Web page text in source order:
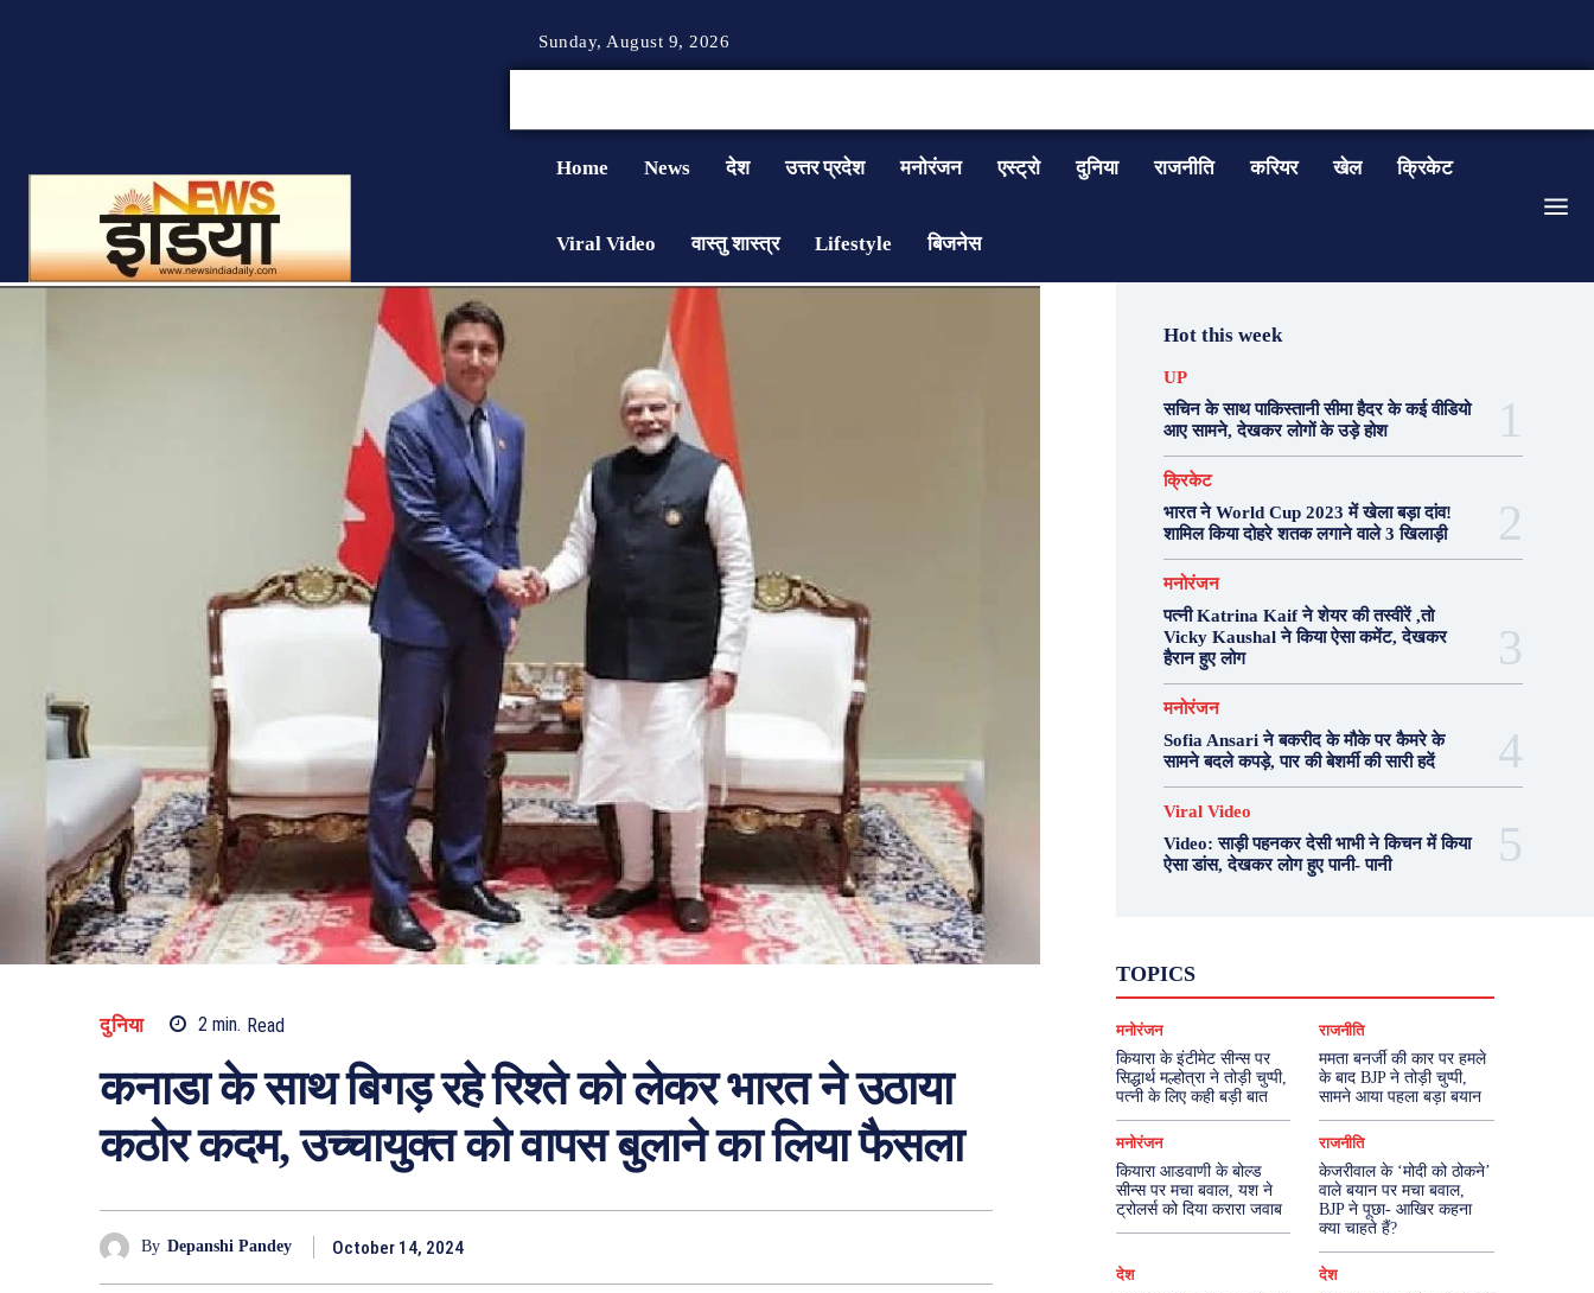
Sunday, August 9, 2026
Home News देश उत्तर प्रदेश मनोरंजन एस्ट्रो दुनिया राजनीति करियर खेल क्रिकेट
Viral Video वास्तु शास्त्र Lifestyle बिजनेस
दुनिया 2min. Read
कनाडा के साथ बिगड़ रहे रिश्ते को लेकर भारत ने उठाया
कठोर कदम, उच्चायुक्त को वापस बुलाने का लिया फैसला
By Depanshi Pandey October 14, 2024
Hot this week
UP
सचिन के साथ पाकिस्तानी सीमा हैदर के कई वीडियो
आए सामने, देखकर लोगों के उड़े होश
क्रिकेट
भारत ने World Cup 2023 में खेला बड़ा दांव!
शामिल किया दोहरे शतक लगाने वाले 3 खिलाड़ी
मनोरंजन
पत्नी Katrina Kaif ने शेयर की तस्वीरें ,तो
Vicky Kaushal ने किया ऐसा कमेंट, देखकर
हैरान हुए लोग
मनोरंजन
Sofia Ansari ने बकरीद के मौके पर कैमरे के
सामने बदले कपड़े, पार की बेशर्मी की सारी हदें
Viral Video
Video: साड़ी पहनकर देसी भाभी ने किचन में किया
ऐसा डांस, देखकर लोग हुए पानी- पानी
TOPICS
दुनिया
मनोरंजन
राजनीति वास्तु शास्त्र
More
मनोरंजन
कियारा के इंटीमेट सीन्स पर
सिद्धार्थ मल्होत्रा ने तोड़ी चुप्पी,
पत्नी के लिए कही बड़ी बात
राजनीति
ममता बनर्जी की कार पर हमले
के बाद BJP ने तोड़ी चुप्पी,
सामने आया पहला बड़ा बयान
मनोरंजन
कियारा आडवाणी के बोल्ड
सीन्स पर मचा बवाल, यश ने
ट्रोलर्स को दिया करारा जवाब
राजनीति
केजरीवाल के ‘मोदी को ठोकने’
वाले बयान पर मचा बवाल,
BJP ने पूछा- आखिर कहना
क्या चाहते हैं?
देश
देश